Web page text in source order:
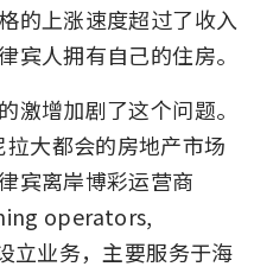
的上涨速度超过了收入
宾人拥有自己的住房。
激增加剧了这个问题。
大都会的房地产市场
宾离岸博彩运营商
operators,
立业务，主要服务于海